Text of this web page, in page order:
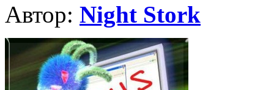
Автор: Night Stork